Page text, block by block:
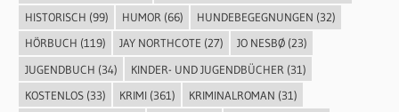
HISTORISCH (99) HUMOR(66) HUNDEBEGEGNUNGEN (32)
HÖRBUCH (119) JAY NORTHCOTE (27) JO NESBØ(23)
JUGENDBUCH (34) KINDER- UND JUGENDBÜCHER (31)
KOSTENLOS(33) KRIMI(361) KRIMINALROMAN (31)